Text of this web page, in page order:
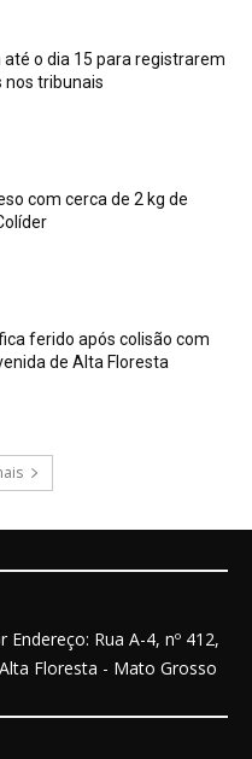
até o dia 15 para registrarem
nos tribunais
com cerca de 2 kg de
ferido após colisão com
de Alta Floresta
Rua A-4, nº 412,
Floresta - Mato Grosso